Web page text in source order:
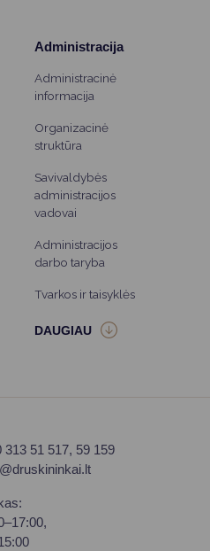
Administracija
Administracinė
informacija
Organizacinė
struktūra
Savivaldybės
administracijos
vadovai
Administracijos
darbo taryba
Tvarkos ir taisyklės
313 51 517, 59 159